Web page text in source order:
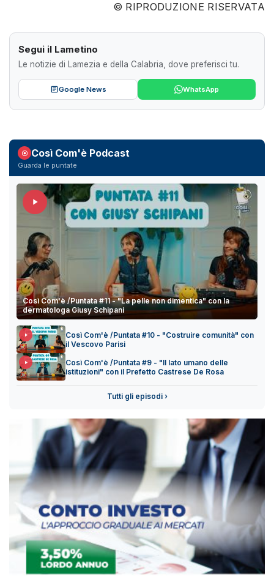
© RIPRODUZIONE RISERVATA
Segui il Lametino
Le notizie di Lamezia e della Calabria, dove preferisci tu.
Google News WhatsApp
Così Com'è Podcast
Guarda le puntate
Così Com'è /Puntata #11 - "La pelle non dimentica" con la
dermatologa Giusy Schipani
Così Com'è /Puntata #10 - "Costruire comunità" con
il Vescovo Parisi
Così Com'è /Puntata #9 - "Il lato umano delle
istituzioni" con il Prefetto Castrese De Rosa
Tutti gli episodi ›